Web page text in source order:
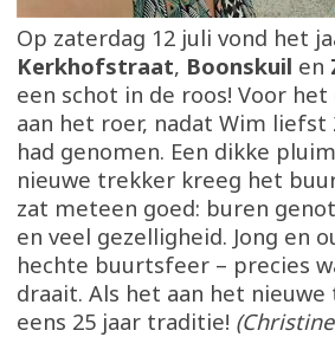
Op zaterdag 12 juli vond het
Kerkhofstraat, Boonskuil en
een schot in de roos! Voor
aan het roer, nadat Wim
had genomen. Een dikke
nieuwe trekker kreeg het
zat meteen goed: buren
en veel gezelligheid. Jong en
hechte buurtsfeer – precies
draait. Als het aan het
eens 25 jaar traditie!